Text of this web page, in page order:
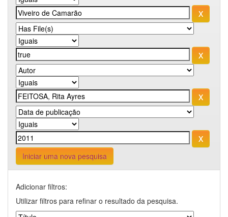
Iniciar uma nova pesquisa
Adicionar filtros:
Utilizar filtros para refinar o resultado da pesquisa.